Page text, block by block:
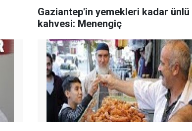
Gaziantep'in yemekleri kadar ünlü
kahvesi: Menengiç